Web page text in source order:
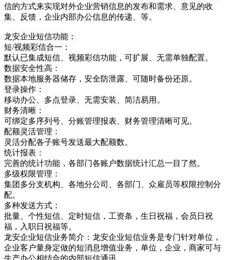
信的方式来实现对外企业营销信息的发布和需求、意见的收
集、反馈，企业内部办公信息的传递、等。
龙安企业短信功能：
短/视频彩信合一：
默认已集成短信、视频彩信功能，可扩展、无需单独配置。
数据安全性高：
数据本地服务器储存，安全防泄露、可随时备份还原。
登录操作：
移动办公、多点登录、无需安装、简洁易用。
财务清晰：
可绑定多序列号、分账管理报表、财务管理清晰可见。
配额灵活管理：
灵活分配各子账号发送最大配额数。
统计报表：
完善的统计功能，各部门各账户数据统计汇总一目了然。
多级权限管理：
集团多分支机构、各地分公司、各部门、众雇员等权限控制分
配。
多种发送方式：
批量、个性短信、定时短信，工资条，生日祝福，会员日祝
福，入职日祝福等。
龙安企业短信业务简介：龙安企业短信业务是专门针对单位，
企业客户量身定做的短消息增值业务，单位，企业，商家可与
生产办公相结合的内部短信通讯，